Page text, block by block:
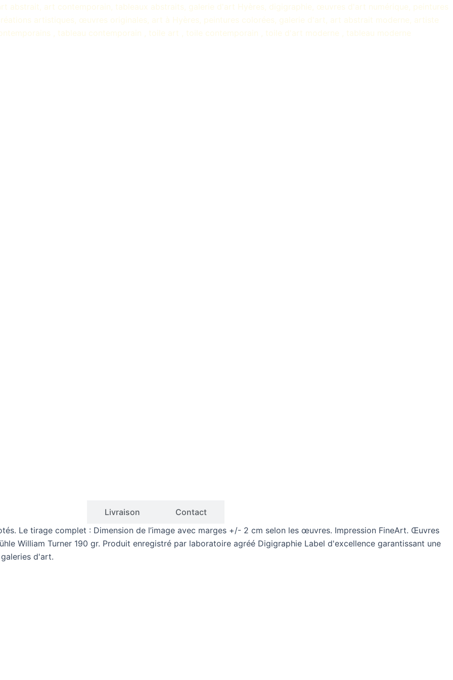
Livraison
Contact
Le tirage complet : Dimension de l’image avec marges +/- 2 cm selon les œuvres. Impression FineArt. Œuvres
William Turner 190 gr. Produit enregistré par laboratoire agréé Digigraphie Label d'excellence garantissant une
d'art.